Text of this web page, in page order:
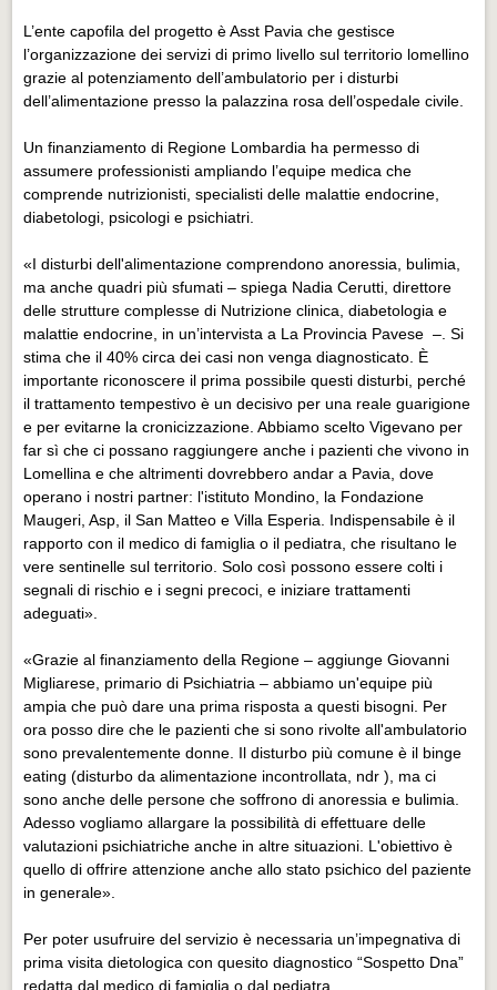
Eventi Vigevano
Eventi Pavia
Eventi Pavia
L’ente capofila del progetto è Asst Pavia che gestisce
l’organizzazione dei servizi di primo livello sul territorio lomellino
grazie al potenziamento dell’ambulatorio per i disturbi
dell’alimentazione presso la palazzina rosa dell’ospedale civile.
Un finanziamento di Regione Lombardia ha permesso di
assumere professionisti ampliando l’equipe medica che
comprende nutrizionisti, specialisti delle malattie endocrine,
diabetologi, psicologi e psichiatri.
«I disturbi dell'alimentazione comprendono anoressia, bulimia,
ma anche quadri più sfumati – spiega Nadia Cerutti, direttore
delle strutture complesse di Nutrizione clinica, diabetologia e
malattie endocrine, in un’intervista a La Provincia Pavese –. Si
stima che il 40% circa dei casi non venga diagnosticato. È
importante riconoscere il prima possibile questi disturbi, perché
il trattamento tempestivo è un decisivo per una reale guarigione
e per evitarne la cronicizzazione. Abbiamo scelto Vigevano per
far sì che ci possano raggiungere anche i pazienti che vivono in
Lomellina e che altrimenti dovrebbero andar a Pavia, dove
operano i nostri partner: l'istituto Mondino, la Fondazione
Maugeri, Asp, il San Matteo e Villa Esperia. Indispensabile è il
rapporto con il medico di famiglia o il pediatra, che risultano le
vere sentinelle sul territorio. Solo così possono essere colti i
segnali di rischio e i segni precoci, e iniziare trattamenti
adeguati».
«Grazie al finanziamento della Regione – aggiunge Giovanni
Migliarese, primario di Psichiatria – abbiamo un'equipe più
ampia che può dare una prima risposta a questi bisogni. Per
ora posso dire che le pazienti che si sono rivolte all'ambulatorio
sono prevalentemente donne. Il disturbo più comune è il binge
eating (disturbo da alimentazione incontrollata, ndr ), ma ci
sono anche delle persone che soffrono di anoressia e bulimia.
Adesso vogliamo allargare la possibilità di effettuare delle
valutazioni psichiatriche anche in altre situazioni. L'obiettivo è
quello di offrire attenzione anche allo stato psichico del paziente
in generale».
Per poter usufruire del servizio è necessaria un’impegnativa di
prima visita dietologica con quesito diagnostico “Sospetto Dna”
redatta dal medico di famiglia o dal pediatra.